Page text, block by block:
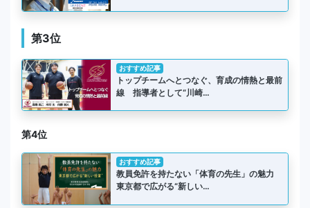
第3位
おすすめ記事
トップチームへとつなぐ、育成の情熱と最前
線 指導者として“川崎…
第4位
おすすめ記事
教員免許を持たない「体育の先生」の魅力
東京都で広がる“新しい…